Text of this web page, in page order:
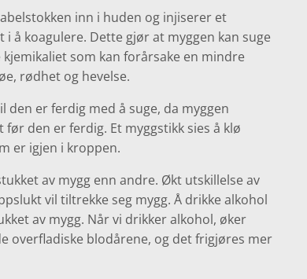
inn i huden og injiserer et
å koagulere. Dette gjør at myggen kan suge
som kan forårsake en mindre
rødhet og hevelse.
den er ferdig med å suge, da myggen
den er ferdig. Et myggstikk sies å klø
er igjen i kroppen.
av mygg enn andre. Økt utskillelse av
vil tiltrekke seg mygg. Å drikke alkohol
av mygg. Når vi drikker alkohol, øker
overfladiske blodårene, og det frigjøres mer